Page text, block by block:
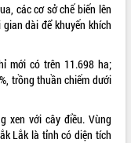
các cơ sở chế biến lên
dài để khuyến khích
mới có trên 11.698 ha;
trồng thuần chiếm dưới
xen với cây điều. Vùng
Lắk là tỉnh có diện tích